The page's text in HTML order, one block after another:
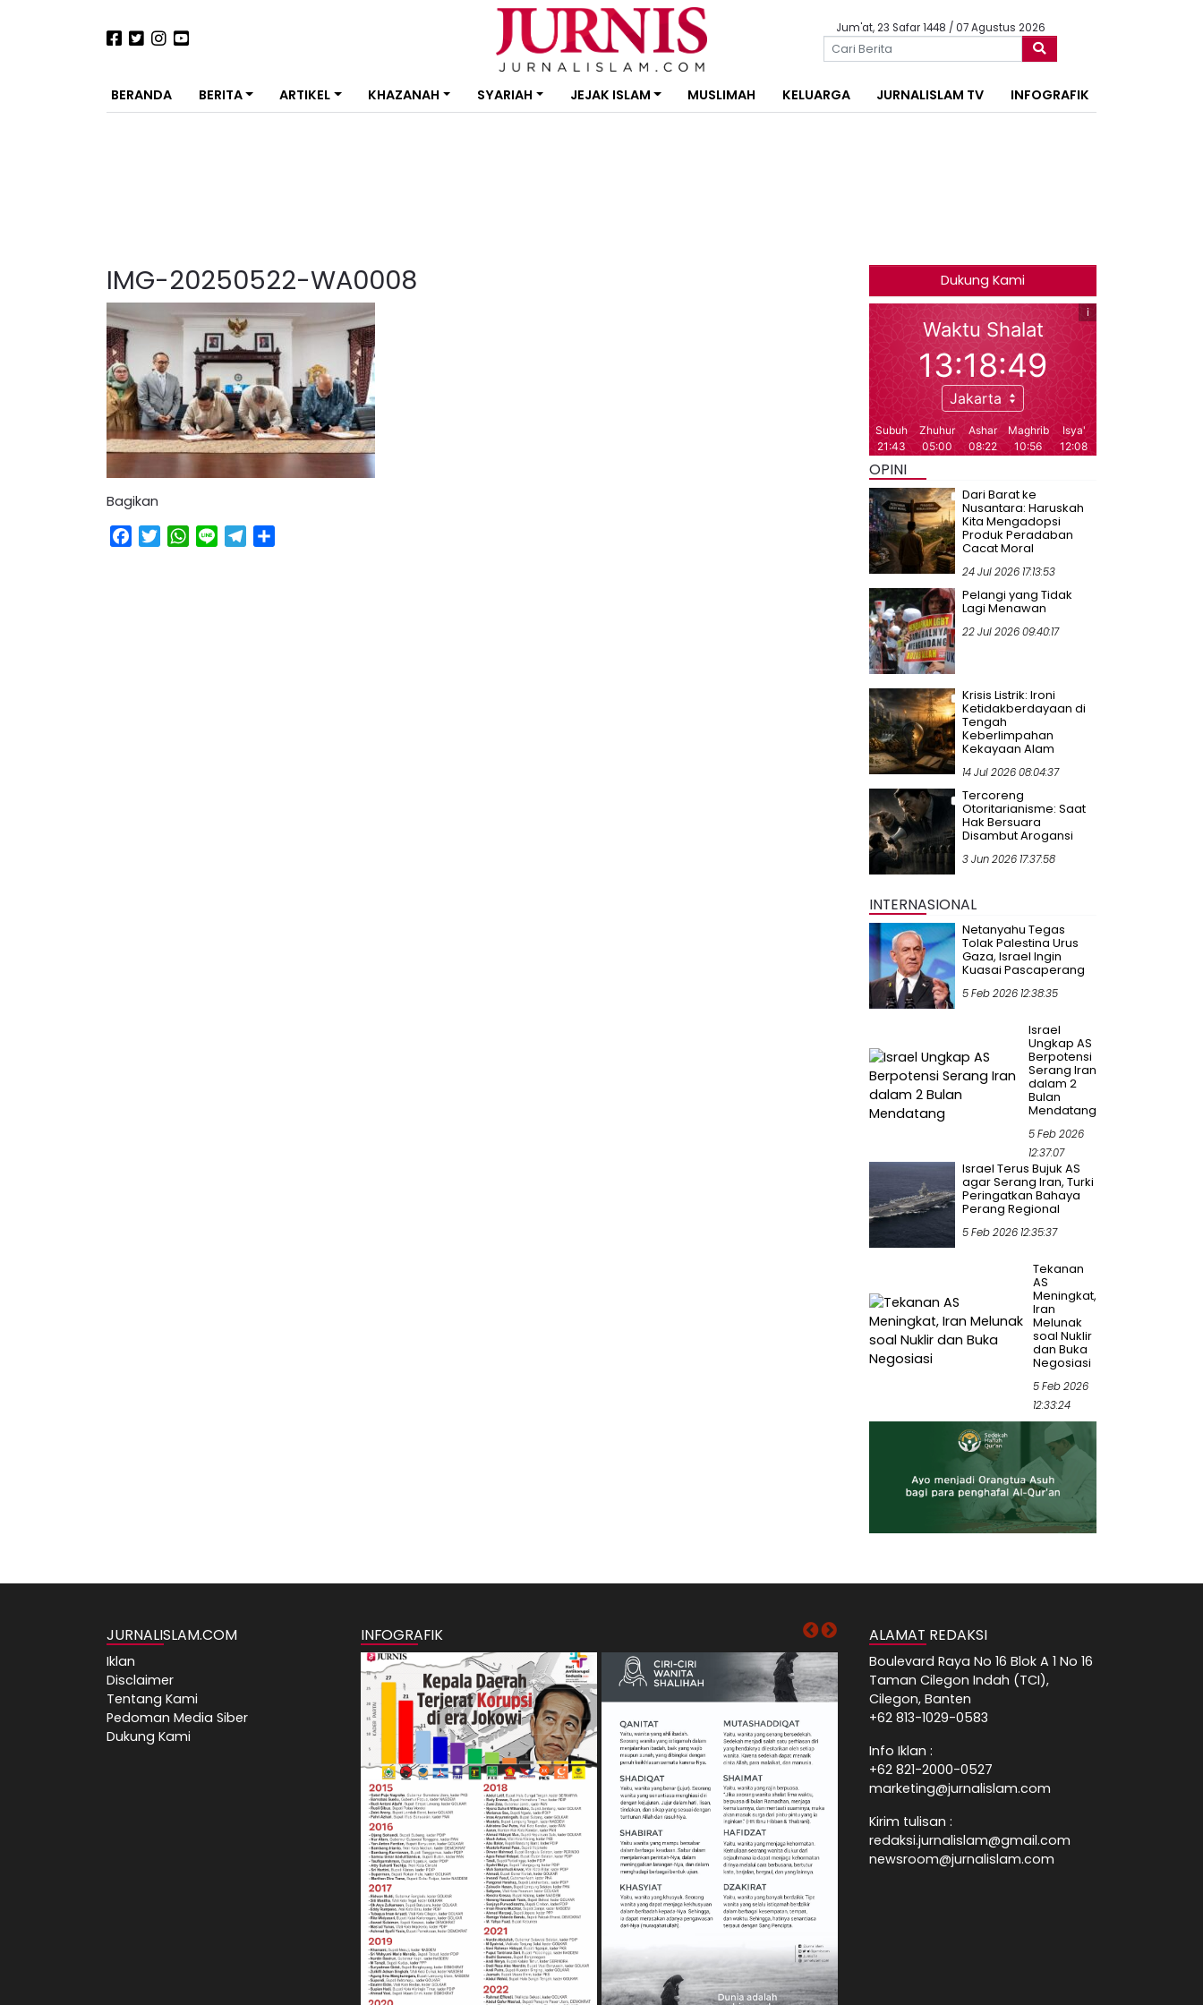
Jum'at, 23 Safar 1448 / 07 Agustus 2026
BERANDA BERITA ARTIKEL KHAZANAH SYARIAH JEJAK ISLAM MUSLIMAH KELUARGA JURNALISLAM TV INFOGRAFIK
IMG-20250522-WA0008
Bagikan
Facebook
TwitterWhatsApp
Line Telegram
Dukung Kami
OPINI
Dari Barat ke
Nusantara: Haruskah
Kita Mengadopsi
Produk Peradaban
Cacat Moral
24 Jul 2026 17:13:53
Pelangi yang Tidak
Lagi Menawan
22 Jul 2026 09:40:17
Krisis Listrik: Ironi
Ketidakberdayaan di
Tengah
Keberlimpahan
Kekayaan Alam
14 Jul 2026 08:04:37
Tercoreng
Otoritarianisme: Saat
Hak Bersuara
Disambut Arogansi
3 Jun 2026 17:37:58
INTERNASIONAL
Netanyahu Tegas
Tolak Palestina Urus
Gaza, Israel Ingin
Kuasai Pascaperang
5 Feb 2026 12:38:35
Israel
Ungkap AS
Berpotensi
Serang Iran
dalam 2
Bulan
Mendatang
5 Feb 2026
12:37:07
Israel Terus Bujuk AS
agar Serang Iran, Turki
Peringatkan Bahaya
Perang Regional
5 Feb 2026 12:35:37
Tekanan
AS
Meningkat,
Iran
Melunak
soal Nuklir
dan Buka
Negosiasi
5 Feb 2026
12:33:24
JURNALISLAM.COM
Iklan
Disclaimer
Tentang Kami
Pedoman Media Siber
Dukung Kami
INFOGRAFIK ALAMAT REDAKSI
Boulevard Raya No 16 Blok A 1 No 16
Taman Cilegon Indah (TCI),
Cilegon, Banten
+62 813-1029-0583
Info Iklan :
+62 821-2000-0527
marketing@jurnalislam.com
Kirim tulisan :
redaksi.jurnalislam@gmail.com
newsroom@jurnalislam.com